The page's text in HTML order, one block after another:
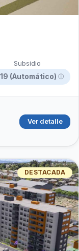
Subsidio
(Automático) ⓘ
Ver detalle
DESTACADA